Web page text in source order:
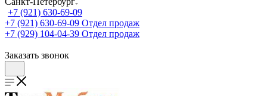
+7 (921) 630-69-09
+7 (921) 630-69-09 Отдел продаж
+7 (929) 104-04-39 Отдел продаж
Заказать звонок